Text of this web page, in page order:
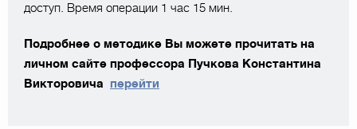
доступ. Время операции 1 час 15 мин.
Подробнее о методике Вы можете прочитать на
личном сайте профессора Пучкова Константина
Викторовича перейти